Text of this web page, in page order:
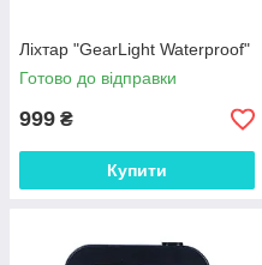
Ліхтар "GearLight Waterproof"
Готово до відправки
999 ₴
Купити